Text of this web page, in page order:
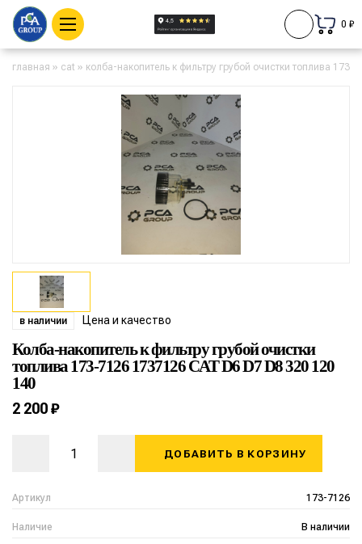
0 ₽
главная » cat » колба-накопитель к фильтру грубой очистки топлива
в наличии Цена и качество
Колба-накопитель к фильтру грубой очистки
топлива 173-7126 1737126 CAT D6 D7 D8 320 120
140
Артикул 173-7126
Наличие В наличии
2 200 ₽
ДОБАВИТЬ В КОРЗИНУ